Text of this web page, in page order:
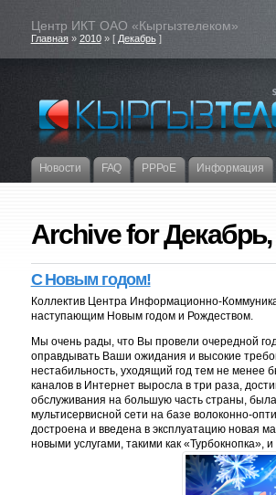
Центр ИКТ ОАО «Кыргызтелеком»
Главная» 2010» [ Декабрь]
Новости FAQ PPPoE Информация
Archive for Декабрь,
С Новым годом!
Коллектив Центра Информационно-
наступающим Новым годом и Рождеством.
Мы очень рады, что Вы провели очередной
оправдывать Ваши ожидания и высокие
нестабильность, уходящий год тем не
каналов в Интернет выросла в три раза,
обслуживания на большую часть страны,
мультисервисной сети на базе волоконно-
достроена и введена в эксплуатацию новая
новыми услугами, такими как «Турбокнопка», и